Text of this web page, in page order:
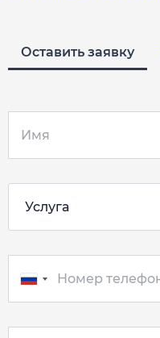
Оставить заявку